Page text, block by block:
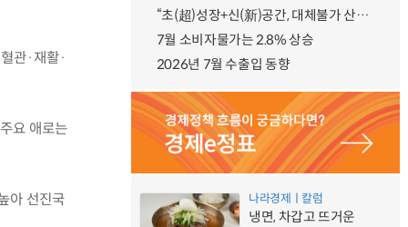
관·재활·
요 애로는
아 선진국
“초(超)성장+신(新)공간, 대체불가 산업강국”
7월 소비자물가는 2.8% 상승
2026년 7월 수출입 동향
나라경제ㅣ칼럼
냉면, 차갑고 뜨거운